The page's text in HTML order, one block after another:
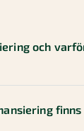
och